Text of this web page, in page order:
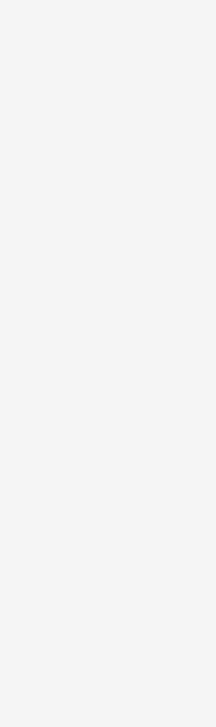
bokeh
E-TTL II